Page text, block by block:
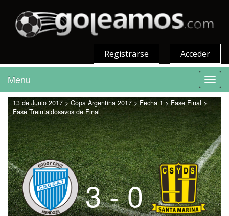
Acceder
Registrarse
Menu
13 de Junio 2017 > Copa Argentina 2017 > Fecha 1 > Fase Final >
Fase Treintaidosavos de Final
3 - 0